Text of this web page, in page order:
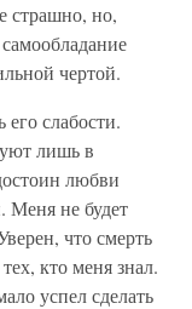
страшно, но,
чертой.
слабости.
лишь в
любви
Меня не будет
что смерть
кто меня знал.
успел сделать